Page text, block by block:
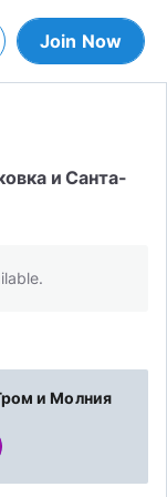
Join Now
и Санта-
и Молния